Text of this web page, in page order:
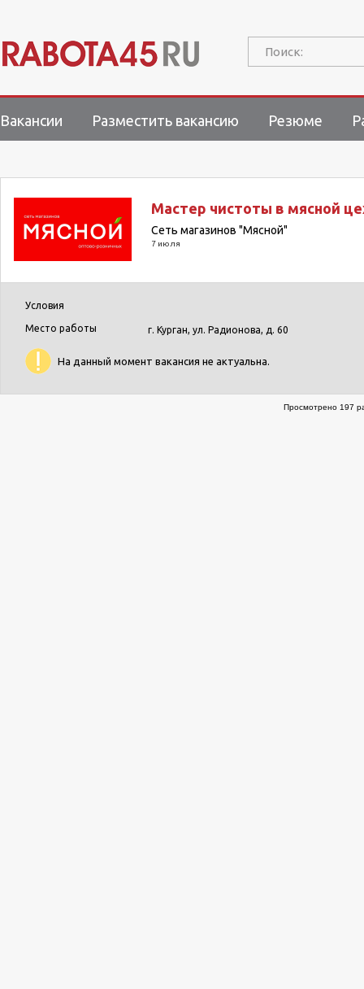
Поиск:
Вакансии Разместить вакансию Резюме
Мастер чистоты в мясной
Сеть магазинов "Мясной"
7 июля
Условия
Место работы г. Курган, ул. Радионова, д. 60
На данный момент вакансия не актуальна.
Просмотрено 197